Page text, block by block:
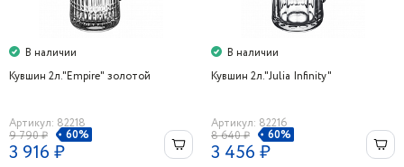
В наличии
Кувшин 2л."Empire" золотой
Артикул: 82218
9 790 ₽
60%
3 916 ₽
В наличии
Кувшин 2л."Julia Infinity"
Артикул: 82216
8 640 ₽
60%
3 456 ₽